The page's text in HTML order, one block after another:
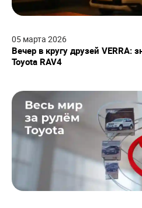
05 марта 2026
Вечер в кругу друзей VERRA:
Toyota RAV4